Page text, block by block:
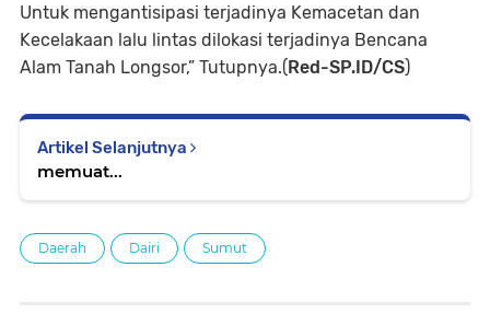
Untuk mengantisipasi terjadinya Kemacetan dan
Kecelakaan lalu lintas dilokasi terjadinya Bencana
Alam Tanah Longsor,” Tutupnya.(Red-SP.ID/CS)
Artikel Selanjutnya
memuat...
Daerah Dairi Sumut